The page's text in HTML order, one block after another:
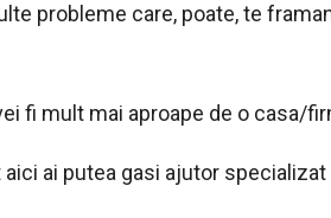
probleme care, poate, te
fi mult mai aproape de o casa/
ai putea gasi ajutor